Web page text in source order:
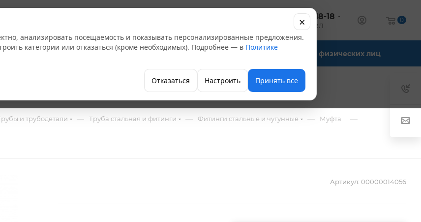
+7 (347) 246-18-18
оптовый отдел
0
Компания Офис-склады Для физических лиц
и трубодетали — Труба стальная и фитинги — Фитинги стальные и чугунные — Муфта —
Артикул: 00000014056
анализировать посещаемость и показывать персонализированные предложения.
категории или отказаться (кроме необходимых). Подробнее — в Политике
Отказаться Настроить Принять все
×